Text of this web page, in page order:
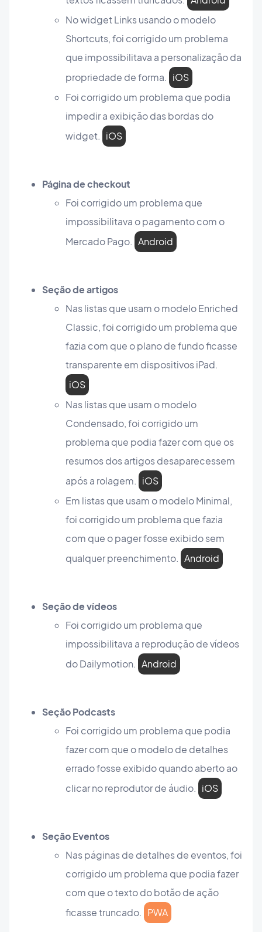
No widget Links usando o modelo
Shortcuts, foi corrigido um problema
que impossibilitava a personalização da
propriedade de forma. iOS
Foi corrigido um problema que podia
impedir a exibição das bordas do
widget. iOS
Página de checkout
Foi corrigido um problema que
impossibilitava o pagamento com o
Mercado Pago. Android
Seção de artigos
Nas listas que usam o modelo Enriched
Classic, foi corrigido um problema que
fazia com que o plano de fundo ficasse
transparente em dispositivos iPad.
iOS
Nas listas que usam o modelo
Condensado, foi corrigido um
problema que podia fazer com que os
resumos dos artigos desaparecessem
após a rolagem. iOS
Em listas que usam o modelo Minimal,
foi corrigido um problema que fazia
com que o pager fosse exibido sem
qualquer preenchimento. Android
Seção de vídeos
Foi corrigido um problema que
impossibilitava a reprodução de vídeos
do Dailymotion. Android
Seção Podcasts
Foi corrigido um problema que podia
fazer com que o modelo de detalhes
errado fosse exibido quando aberto ao
clicar no reprodutor de áudio. iOS
Seção Eventos
Nas páginas de detalhes de eventos, foi
corrigido um problema que podia fazer
com que o texto do botão de ação
ficasse truncado. PWA